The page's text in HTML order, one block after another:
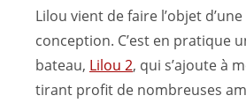
Lilou vient de faire l’objet
conception. C’est en pratique
bateau, Lilou 2, qui s’ajoute à
tirant profit de nombreuses